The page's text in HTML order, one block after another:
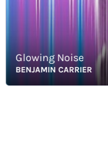
Noise
CARRIER